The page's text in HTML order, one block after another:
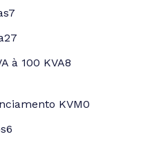
7
27
à 100 KVA8
KVM0
6